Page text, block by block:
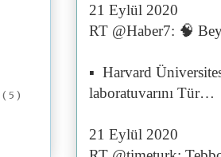
21 Eylül 2020
RT @Haber7: 🧠
▪ Harvard
laboratuvarını Tür…
21 Eylül 2020
( 5 )